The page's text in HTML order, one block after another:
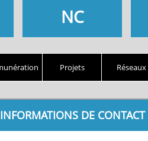
NC
Projets Réseaux
INFORMATIONS DE CONTACT